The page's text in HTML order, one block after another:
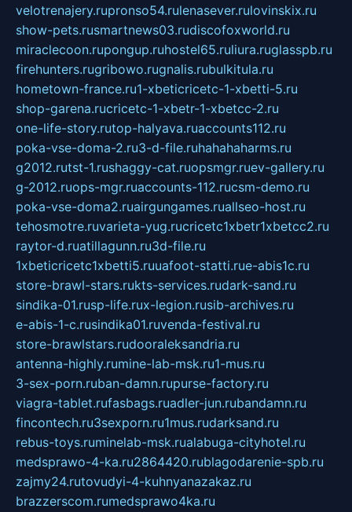
velotrenajery.rupronso54.rulenasever.rulovinskix.ru
show-pets.rusmartnews03.rudiscofoxworld.ru
miraclecoon.rupongup.ruhostel65.ruliura.ruglasspb.ru
firehunters.rugribowo.rugnalis.rubulkitula.ru
hometown-france.ru1-xbeticricetc-1-xbetti-5.ru
shop-garena.rucricetc-1-xbetr-1-xbetcc-2.ru
one-life-story.rutop-halyava.ruaccounts112.ru
poka-vse-doma-2.ru3-d-file.ruhahahaharms.ru
g2012.rutst-1.rushaggy-cat.ruopsmgr.ruev-gallery.ru
g-2012.ruops-mgr.ruaccounts-112.rucsm-demo.ru
poka-vse-doma2.ruairgungames.ruallseo-host.ru
tehosmotre.ruvarieta-yug.rucricetc1xbetr1xbetcc2.ru
raytor-d.ruatillagunn.ru3d-file.ru
1xbeticricetc1xbetti5.ruuafoot-statti.rue-abis1c.ru
store-brawl-stars.rukts-services.rudark-sand.ru
sindika-01.rusp-life.rux-legion.rusib-archives.ru
e-abis-1-c.rusindika01.ruvenda-festival.ru
store-brawlstars.rudooraleksandria.ru
antenna-highly.rumine-lab-msk.ru1-mus.ru
3-sex-porn.ruban-damn.rupurse-factory.ru
viagra-tablet.rufasbags.ruadler-jun.rubandamn.ru
fincontech.ru3sexporn.ru1mus.rudarksand.ru
rebus-toys.ruminelab-msk.rualabuga-cityhotel.ru
medsprawo-4-ka.ru2864420.rublagodarenie-spb.ru
zajmy24.rutovudyi-4-kuhnyanazakaz.ru
brazzerscom.rumedsprawo4ka.ru